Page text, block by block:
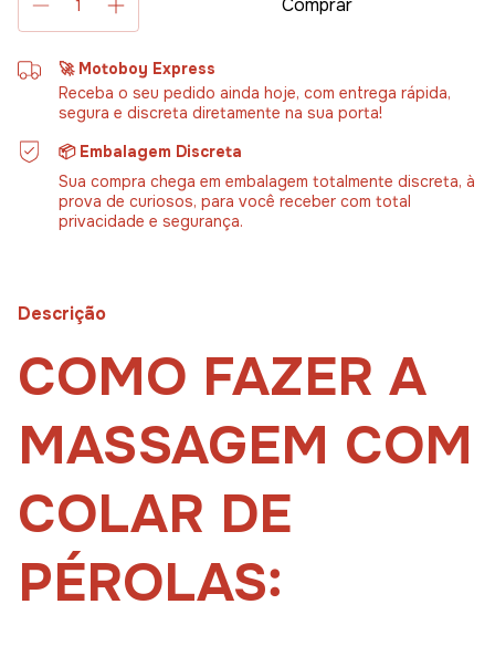
🚀 Motoboy Express
Receba o seu pedido ainda hoje, com entrega rápida,
segura e discreta diretamente na sua porta!
📦 Embalagem Discreta
Sua compra chega em embalagem totalmente discreta, à
prova de curiosos, para você receber com total
privacidade e segurança.
Descrição
COMO FAZER A
MASSAGEM COM
COLAR DE
PÉROLAS: